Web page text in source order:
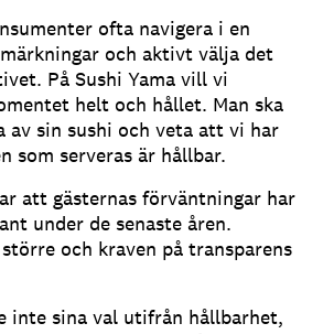
ofta navigera i en
och aktivt välja det
På Sushi Yama vill vi
helt och hållet. Man ska
av sin sushi och veta att vi har
serveras är hållbar.
att gästernas förväntningar har
under de senaste åren.
och kraven på transparens
inte sina val utifrån hållbarhet,